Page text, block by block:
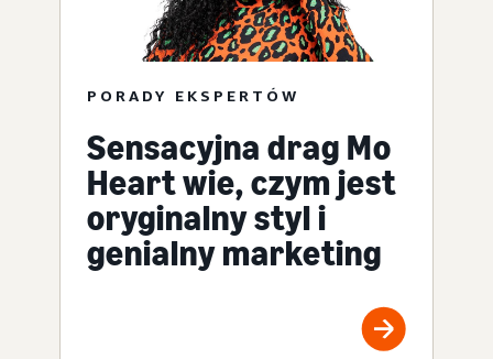
PORADY EKSPERTÓW
Sensacyjna drag Mo
Heart wie, czym jest
oryginalny styl i
genialny marketing